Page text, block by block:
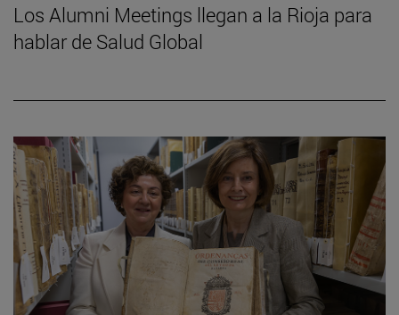
Los Alumni Meetings llegan a la Rioja para
hablar de Salud Global